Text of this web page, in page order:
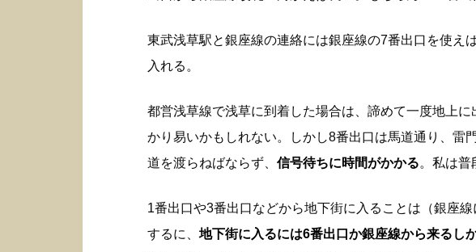
東武浅草駅と銀座線の連絡には銀座線の7番出口を使え
入れる。
都営浅草線で浅草に到着した場合は、諦めて一度地上
かり易いかもしれない。しかし8番出口は馬道通り、雷
道を渡らねばならず、 信号待ちに時間がかかる。私は普
1番出口や3番出口などから地下街に入ることは（銀座
するに、 地下街に入るには6番出口か銀座線から来るし